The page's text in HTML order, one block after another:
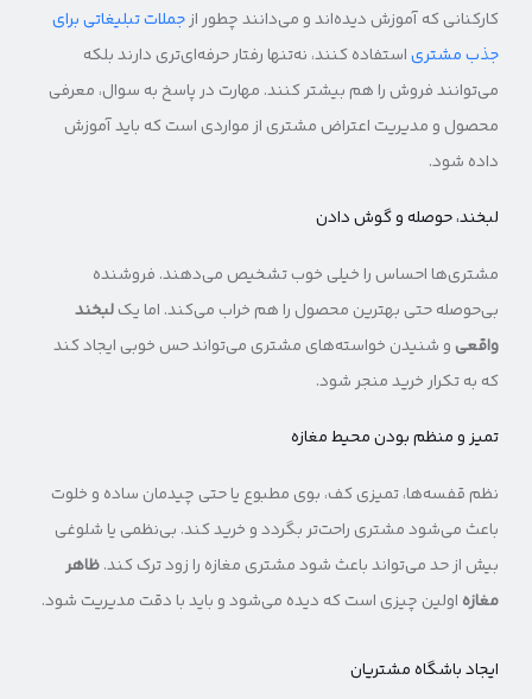
کارکنانی که آموزش دیده‌اند و می‌دانند چطور ازجملات تبلیغاتی برای
جذب مشتریاستفاده کنند، نه‌تنها رفتار حرفه‌ای‌تری دارند بلکه
می‌توانند فروش را هم بیشتر کنند. مهارت در پاسخ به سوال، معرفی
محصول و مدیریت اعتراض مشتری از مواردی است که باید آموزش
داده شود.
لبخند، حوصله و گوش دادن
مشتری‌ها احساس را خیلی خوب تشخیص می‌دهند. فروشنده
بی‌حوصله حتی بهترین محصول را هم خراب می‌کند. اما یکلبخند
واقعیو شنیدن خواسته‌های مشتری می‌تواند حس خوبی ایجاد کند
که به تکرار خرید منجر شود.
تمیز و منظم بودن محیط مغازه
نظم قفسه‌ها، تمیزی کف، بوی مطبوع یا حتی چیدمان ساده و خلوت
باعث می‌شود مشتری راحت‌تر بگردد و خرید کند. بی‌نظمی یا شلوغی
بیش از حد می‌تواند باعث شود مشتری مغازه را زود ترک کند.ظاهر
مغازهاولین چیزی است که دیده می‌شود و باید با دقت مدیریت شود.
ایجاد باشگاه مشتریان